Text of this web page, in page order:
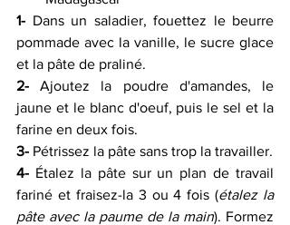
1- Dans un saladier, fouettez le beurre
pommade avec la vanille, le sucre glace
et la pâte de praliné.
2- Ajoutez la poudre d'amandes, le
jaune et le blanc d'oeuf, puis le sel et la
farine en deux fois.
3- Pétrissez la pâte sans trop la travailler.
4- Étalez la pâte sur un plan de travail
fariné et fraisez-la 3 ou 4 fois (étalez la
pâte avec la paume de la main). Formez